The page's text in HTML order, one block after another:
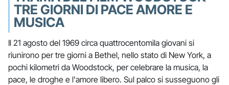
TRE GIORNI DI PACE AMORE E
MUSICA
Il 21 agosto del 1969 circa quattrocentomila giovani si
riunirono per tre giorni a Bethel, nello stato di New York, a
pochi kilometri da Woodstock, per celebrare la musica, la
pace, le droghe e l'amore libero. Sul palco si susseguono gli